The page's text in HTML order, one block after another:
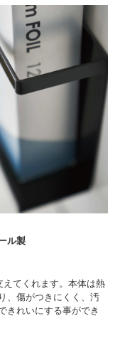
ル製
てくれます。本体は熱
、傷がつきにくく、汚
きれいにする事ができ